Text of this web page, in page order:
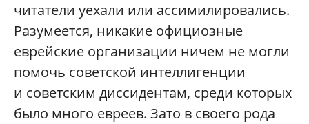
читатели уехали или ассимилировались.
Разумеется, никакие официозные
еврейские организации ничем не могли
помочь советской интеллигенции
и советским диссидентам, среди которых
было много евреев. Зато в своего рода